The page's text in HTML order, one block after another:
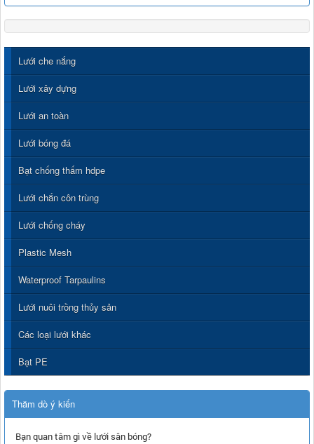
Lưới che nắng
Lưới xây dựng
Lưới an toàn
Lưới bóng đá
Bạt chống thấm hdpe
Lưới chắn côn trùng
Lưới chống cháy
Plastic Mesh
Waterproof Tarpaulins
Lưới nuôi trồng thủy sản
Các loại lưới khác
Bạt PE
Thăm dò ý kiến
Bạn quan tâm gì về lưới sân bóng?